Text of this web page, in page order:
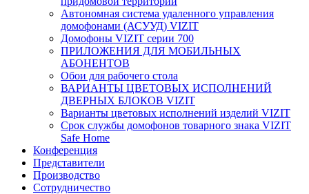
Автономная система удаленного управления
домофонами (АСУУД) VIZIT
Домофоны VIZIT серии 700
ПРИЛОЖЕНИЯ ДЛЯ МОБИЛЬНЫХ
АБОНЕНТОВ
Обои для рабочего стола
ВАРИАНТЫ ЦВЕТОВЫХ ИСПОЛНЕНИЙ
ДВЕРНЫХ БЛОКОВ VIZIT
Варианты цветовых исполнений изделий VIZIT
Срок службы домофонов товарного знака VIZIT
Safe Home
Конференция
Представители
Производство
Сотрудничество